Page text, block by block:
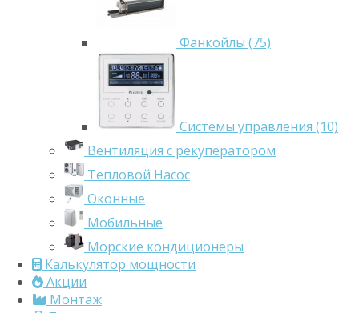
Фанкойлы (75)
Системы управления (10)
Вентиляция с рекуператором
Тепловой Насос
Оконные
Мобильные
Морские кондиционеры
Калькулятор мощности
Акции
Монтаж